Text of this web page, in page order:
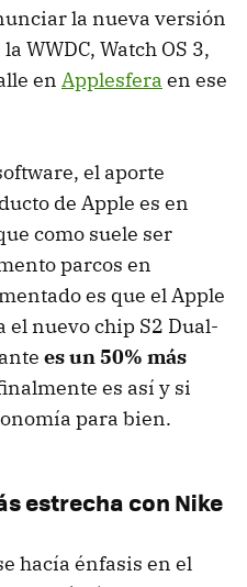
la nueva versión
WWDC, Watch OS 3,
en Applesfera en ese
el aporte
de Apple es en
como suele ser
parcos en
es que el Apple
el nuevo chip S2 Dual-
es un 50% más
es así y si
para bien.
estrecha con Nike
hacía énfasis en el